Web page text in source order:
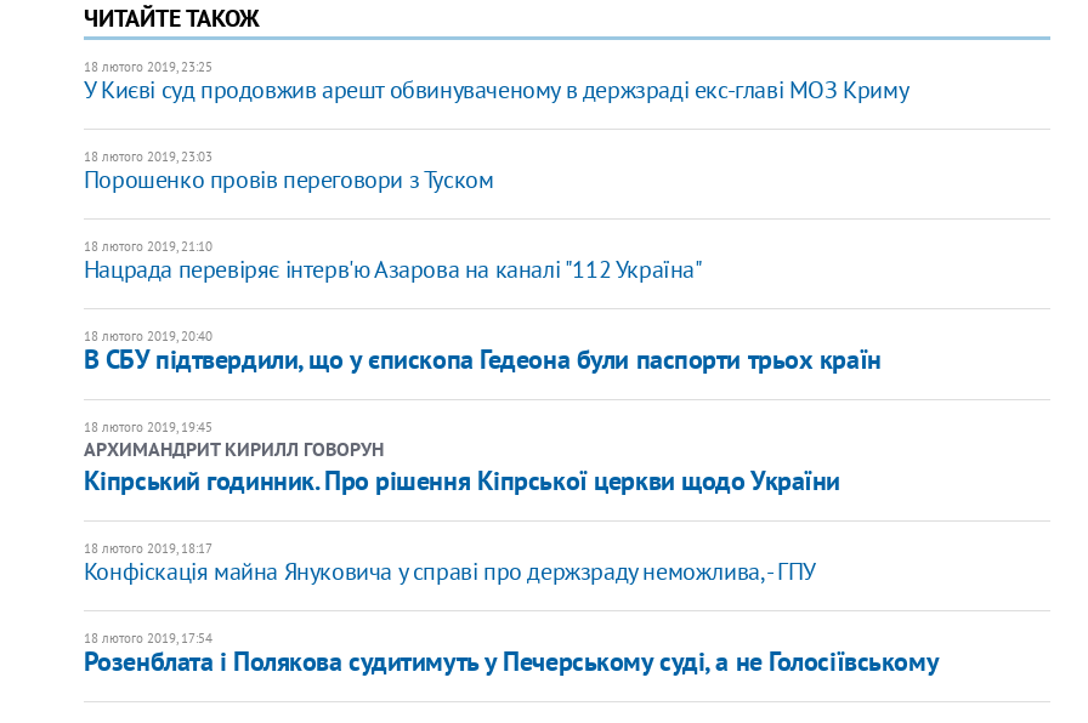
ЧИТАЙТЕ ТАКОЖ
18 лютого 2019, 23:25
У Києві суд продовжив арешт обвинуваченому в держзраді екс-главі МОЗ Криму
18 лютого 2019, 23:03
Порошенко провів переговори з Туском
18 лютого 2019, 21:10
Нацрада перевіряє інтерв'ю Азарова на каналі "112 Україна"
18 лютого 2019, 20:40
В СБУ підтвердили, що у єпископа Гедеона були паспорти трьох країн
18 лютого 2019, 19:45
АРХИМАНДРИТ КИРИЛЛ ГОВОРУН
​Кіпрський годинник. Про рішення Кіпрської церкви щодо України
18 лютого 2019, 18:17
Конфіскація майна Януковича у справі про держзраду неможлива, - ГПУ
18 лютого 2019, 17:54
Розенблата і Полякова судитимуть у Печерському суді, а не Голосіївському